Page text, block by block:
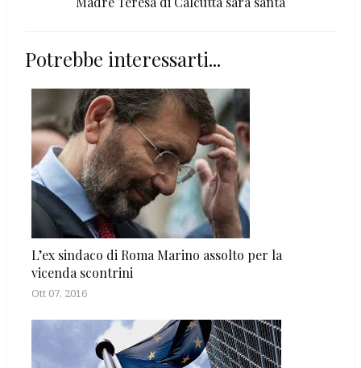
Potrebbe interessarti...
L’ex sindaco di Roma Marino assolto per la
vicenda scontrini
Ott 07, 2016